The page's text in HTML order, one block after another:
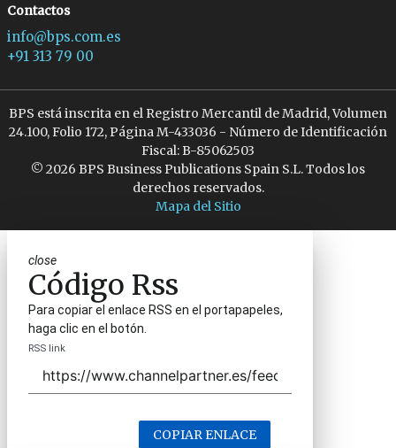
Contactos
info@bps.com.es
+91 313 79 00
BPS está inscrita en el Registro Mercantil de Madrid, Volumen
24.100, Folio 172, Página M-433036 - Número de Identificación
Fiscal: B-85062503
© 2026 BPS Business Publications Spain S.L. Todos los
derechos reservados.
Mapa del Sitio
close
Código Rss
Para copiar el enlace RSS en el portapapeles,
haga clic en el botón.
RSS link
COPIAR ENLACE